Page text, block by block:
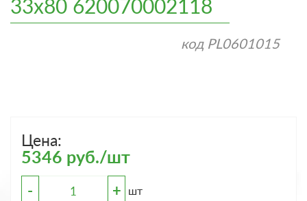
33x80 620070002118
код PL0601015
Цена:
5346 руб./шт
- + шт